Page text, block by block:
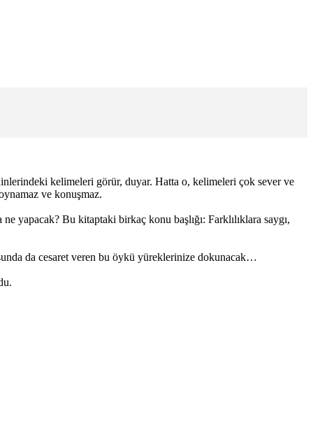
kelimeleri görür, duyar. Hatta o, kelimeleri çok sever ve
ve konuşmaz.
yapacak? Bu kitaptaki birkaç konu başlığı: Farklılıklara saygı,
da cesaret veren bu öykü yüreklerinize dokunacak…